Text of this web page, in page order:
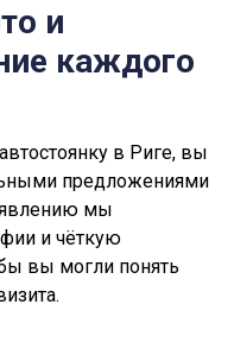
и
каждого
в Риге, вы
предложениями
мы
и чёткую
вы могли понять